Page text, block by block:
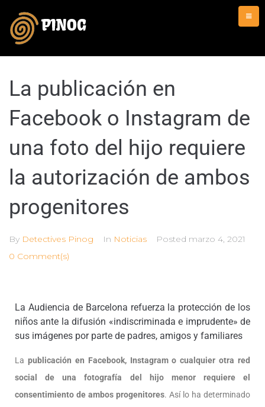
La publicación en
Facebook o Instagram de
una foto del hijo requiere
la autorización de ambos
progenitores
By Detectives Pinog In Noticias Posted marzo 4, 2021
0 Comment(s)
La Audiencia de Barcelona refuerza la protección de los
niños ante la difusión «indiscriminada e imprudente» de
sus imágenes por parte de padres, amigos y familiares
La publicación en Facebook, Instagram o cualquier otra red
social de una fotografía del hijo menor requiere el
consentimiento de ambos progenitores. Así lo ha determinado